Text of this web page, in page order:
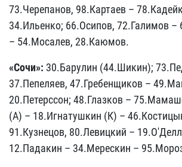
73.Черепанов, 98.Картаев –
34.Ильенко; 66.Осипов, 72.Галимов –
– 54.Мосалев, 28.Каюмов.
«Сочи»: 30.Барулин (44.Шикин);
37.Пепеляев, 47.Гребенщиков –
20.Петерссон; 48.Глазков –
(А) – 18.Игнатушкин (К) –
91.Кузнецов, 80.Левицкий –
12.Падакин – 34.Мерескин –